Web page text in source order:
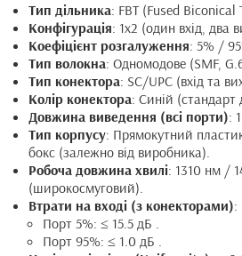
Тип дільника: FBT (Fused Biconical
Конфігурація: 1x2 (один вхід, два
Коефіцієнт розгалуження: 5% /
Тип волокна: Одномодове (SMF,
Тип конектора: SC/UPC (вхід та
Колір конектора: Синій (стандарт
Довжина виведення (всі порти):
Тип корпусу: Прямокутний
бокс (залежно від виробника).
Робоча довжина хвилі: 1310 нм /
(широкосмуговий).
Втрати на вході (з конекторами):
Порт 5%: ≤ 15.5 дБ .
Порт 95%: ≤ 1.0 дБ .